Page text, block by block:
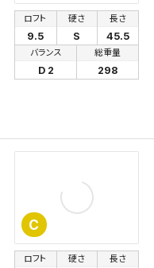
ロフト
9.5
硬さ
S
長さ
45.5
バランス
D 2
総重量
298
C
ロフト 硬さ 長さ